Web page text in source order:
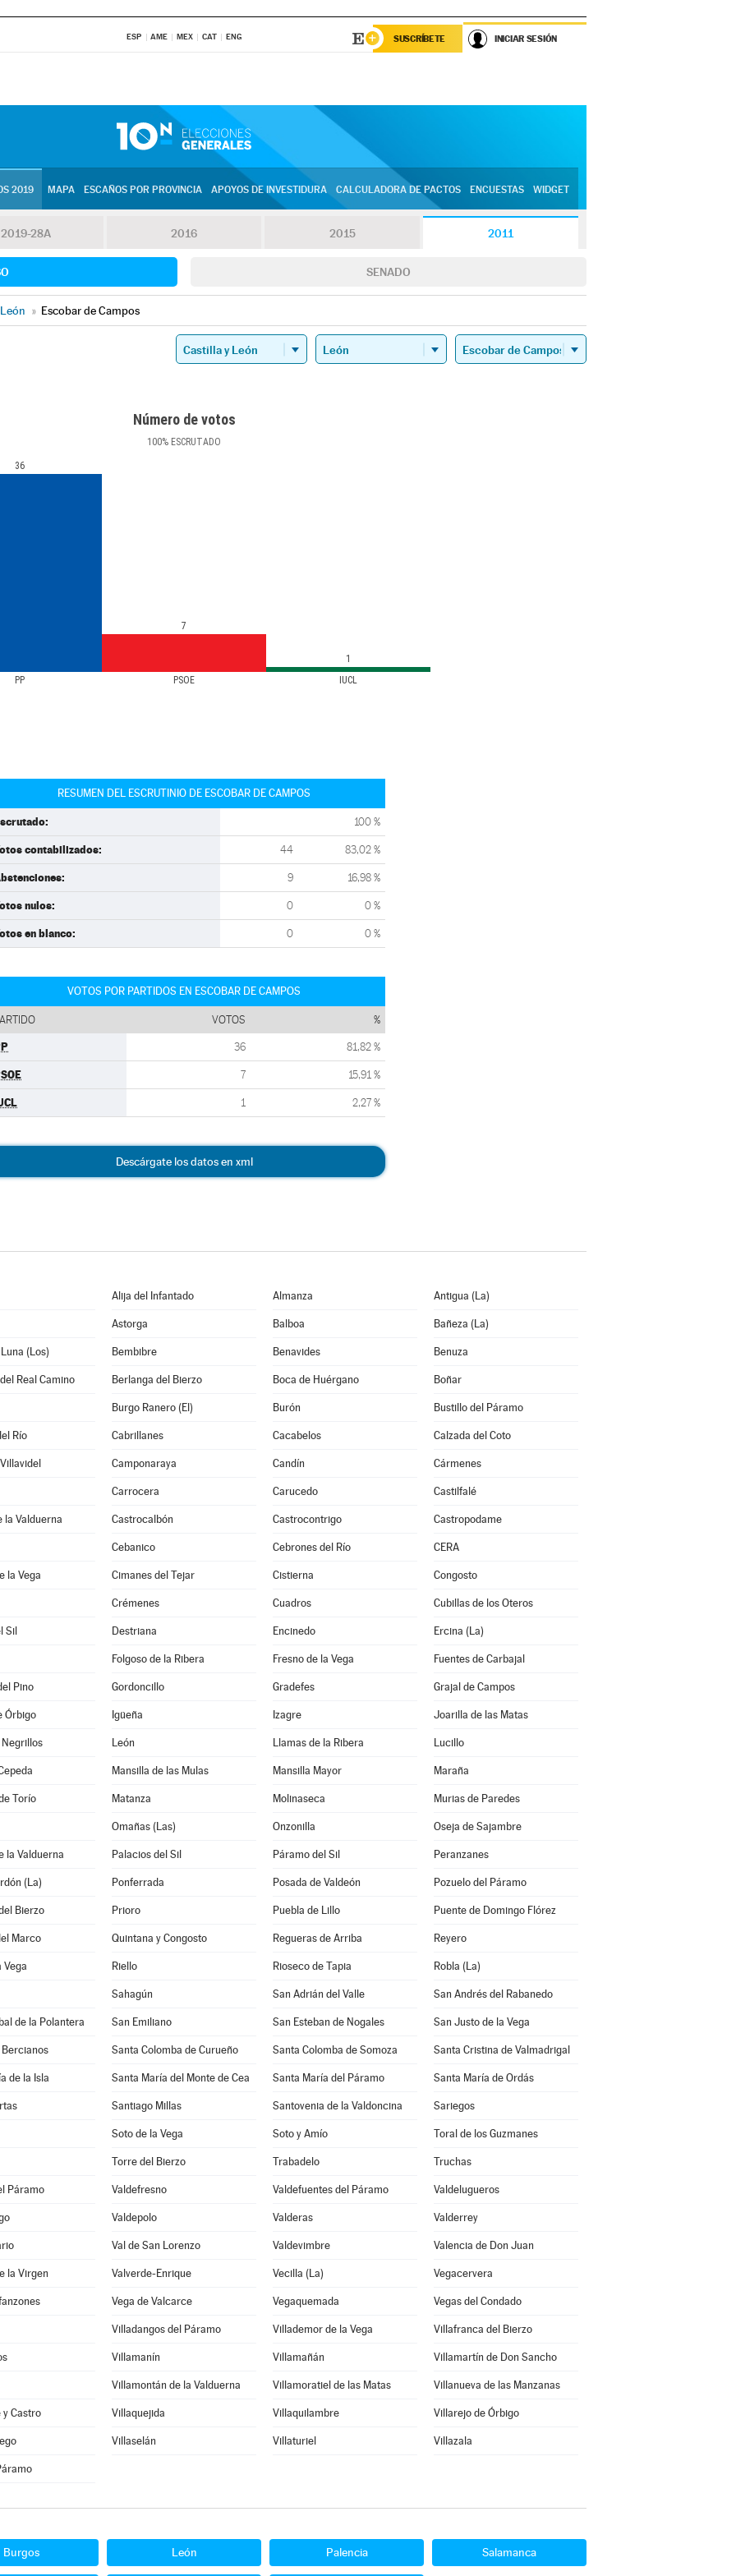
ESP AME MEX CAT ENG SUSCRÍBETE INICIAR SESIÓN
2019 MAPA ESCAÑOS POR PROVINCIA APOYOS DE INVESTIDURA CALCULADORA DE PACTOS ENCUESTAS WIDGET
2019-28A 2016 2015 2011
SENADO
León » Escobar de Campos
Número de votos
100% ESCRUTADO
PP PSOE IUCL
36
7
1
RESUMEN DEL ESCRUTINIO DE ESCOBAR DE CAMPOS
100 %
contabilizados: 44 83,02 %
9 16,98 %
nulos: 0 0 %
en blanco: 0 0 %
VOTOS POR PARTIDOS EN ESCOBAR DE CAMPOS
VOTOS %
36 81,82 %
7 15,91 %
1 2,27 %
Descárgate los datos en xml
Alija del Infantado Almanza Antigua (La)
Astorga Balboa Bañeza (La)
(Los) Bembibre Benavides Benuza
Real Camino Berlanga del Bierzo Boca de Huérgano Boñar
Burgo Ranero (El) Burón Bustillo del Páramo
Río Cabrillanes Cacabelos Calzada del Coto
Camponaraya Candín Cármenes
Carrocera Carucedo Castilfalé
la Valduerna Castrocalbón Castrocontrigo Castropodame
Cebanico Cebrones del Río CERA
la Vega Cimanes del Tejar Cistierna Congosto
Crémenes Cuadros Cubillas de los Oteros
Sil Destriana Encinedo Ercina (La)
Folgoso de la Ribera Fresno de la Vega Fuentes de Carbajal
Pino Gordoncillo Gradefes Grajal de Campos
Órbigo Igüeña Izagre Joarilla de las Matas
Negrillos León Llamas de la Ribera Lucillo
Mansilla de las Mulas Mansilla Mayor Maraña
Torío Matanza Molinaseca Murias de Paredes
Omañas (Las) Onzonilla Oseja de Sajambre
la Valduerna Palacios del Sil Páramo del Sil Peranzanes
(La) Ponferrada Posada de Valdeón Pozuelo del Páramo
Bierzo Prioro Puebla de Lillo Puente de Domingo Flórez
Marco Quintana y Congosto Regueras de Arriba Reyero
Vega Riello Rioseco de Tapia Robla (La)
Sahagún San Adrián del Valle San Andrés del Rabanedo
de la Polantera San Emiliano San Esteban de Nogales San Justo de la Vega
Santa Colomba de Curueño Santa Colomba de Somoza Santa Cristina de Valmadrigal
de la Isla Santa María del Monte de Cea Santa María del Páramo Santa María de Ordás
Santiago Millas Santovenia de la Valdoncina Sariegos
Soto de la Vega Soto y Amío Toral de los Guzmanes
Torre del Bierzo Trabadelo Truchas
Páramo Valdefresno Valdefuentes del Páramo Valdelugueros
Valdepolo Valderas Valderrey
Val de San Lorenzo Valdevimbre Valencia de Don Juan
la Virgen Valverde-Enrique Vecilla (La) Vegacervera
Vega de Valcarce Vegaquemada Vegas del Condado
Villadangos del Páramo Villademor de la Vega Villafranca del Bierzo
Villamanín Villamañán Villamartín de Don Sancho
Villamontán de la Valduerna Villamoratiel de las Matas Villanueva de las Manzanas
Castro Villaquejida Villaquilambre Villarejo de Órbigo
Villaselán Villaturiel Villazala
Burgos León Palencia Salamanca